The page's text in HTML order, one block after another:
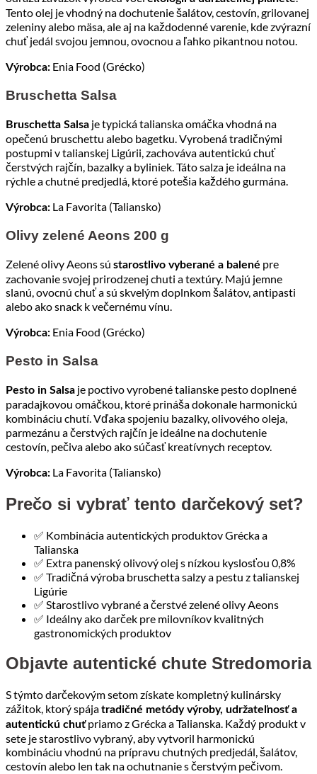
Tento olej je vhodný na dochutenie šalátov, cestovín, grilovanej
zeleniny alebo mäsa, ale aj na každodenné varenie, kde zvýrazní
chuť jedál svojou jemnou, ovocnou a ľahko pikantnou notou.
Výrobca: Enia Food (Grécko)
Bruschetta Salsa
Bruschetta Salsa je typická talianska omáčka vhodná na
opečenú bruschettu alebo bagetku. Vyrobená tradičnými
postupmi v talianskej Ligúrii, zachováva autentickú chuť
čerstvých rajčín, bazalky a byliniek. Táto salza je ideálna na
rýchle a chutné predjedlá, ktoré potešia každého gurmána.
Výrobca: La Favorita (Taliansko)
Olivy zelené Aeons 200 g
Zelené olivy Aeons sú starostlivo vyberané a balené pre
zachovanie svojej prirodzenej chuti a textúry. Majú jemne
slanú, ovocnú chuť a sú skvelým doplnkom šalátov, antipasti
alebo ako snack k večernému vínu.
Výrobca: Enia Food (Grécko)
Pesto in Salsa
Pesto in Salsa je poctivo vyrobené talianske pesto doplnené
paradajkovou omáčkou, ktoré prináša dokonale harmonickú
kombináciu chutí. Vďaka spojeniu bazalky, olivového oleja,
parmezánu a čerstvých rajčín je ideálne na dochutenie
cestovín, pečiva alebo ako súčasť kreatívnych receptov.
Výrobca: La Favorita (Taliansko)
Prečo si vybrať tento darčekový set?
✅ Kombinácia autentických produktov Grécka a
Talianska
✅ Extra panenský olivový olej s nízkou kyslosťou 0,8%
✅ Tradičná výroba bruschetta salzy a pestu z talianskej
Ligúrie
✅ Starostlivo vybrané a čerstvé zelené olivy Aeons
✅ Ideálny ako darček pre milovníkov kvalitných
gastronomických produktov
Objavte autentické chute Stredomoria
S týmto darčekovým setom získate kompletný kulinársky
zážitok, ktorý spájatradičné metódy výroby, udržateľnosť a
autentickú chuťpriamo z Grécka a Talianska. Každý produkt v
sete je starostlivo vybraný, aby vytvoril harmonickú
kombináciu vhodnú na prípravu chutných predjedál, šalátov,
cestovín alebo len tak na ochutnanie s čerstvým pečivom.